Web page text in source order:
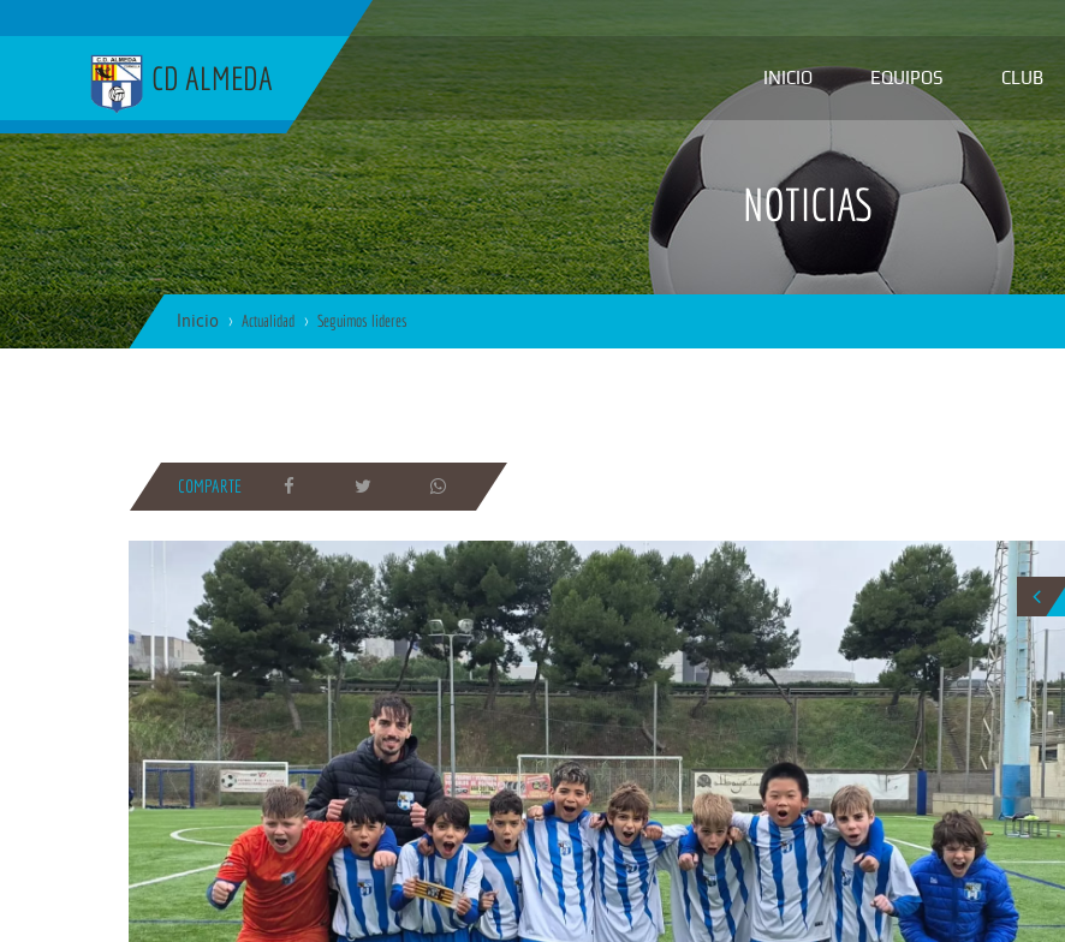
CD ALMEDA INICIO EQUIPOS CLUB
NOTICIAS
Inicio Actualidad Seguimos lideres
COMPARTE